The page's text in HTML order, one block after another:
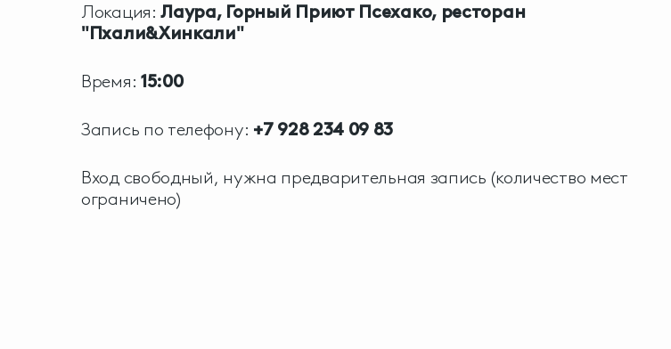
Локация:Лаура, Горный Приют Псехако, ресторан
"Пхали&Хинкали"
Время: 15:00
Запись по телефону: +7 928 234 09 83
Вход свободный, нужна предварительная запись (количество мест
ограничено)